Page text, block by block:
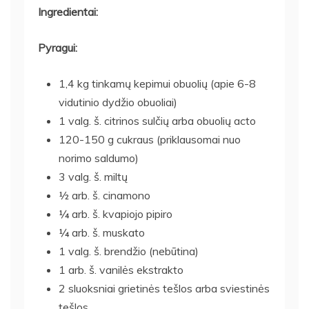
Ingredientai:
Pyragui:
1,4 kg tinkamų kepimui obuolių (apie 6-8
vidutinio dydžio obuoliai)
1 valg. š. citrinos sulčių arba obuolių acto
120-150 g cukraus (priklausomai nuo
norimo saldumo)
3 valg. š. miltų
½ arb. š. cinamono
¼ arb. š. kvapiojo pipiro
¼ arb. š. muskato
1 valg. š. brendžio (nebūtina)
1 arb. š. vanilės ekstrakto
2 sluoksniai grietinės tešlos arba sviestinės